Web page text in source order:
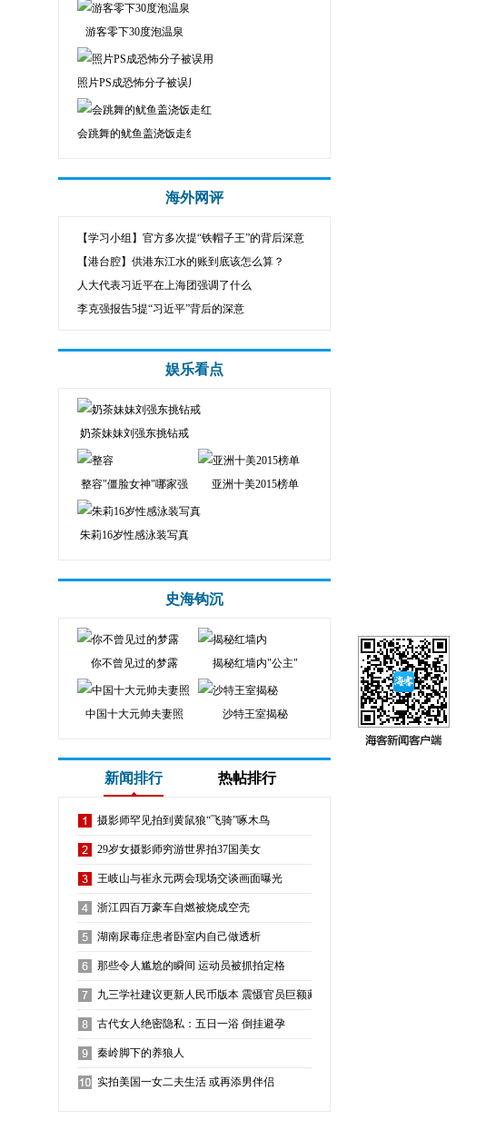
游客零下30度泡温泉
照片PS成恐怖分子被误用
会跳舞的鱿鱼盖浇饭走红
海外网评
【学习小组】官方多次提“铁帽子王”的背后深意
【港台腔】供港东江水的账到底该怎么算？
人大代表习近平在上海团强调了什么
李克强报告5提“习近平”背后的深意
娱乐看点
奶茶妹妹刘强东挑钻戒
整容"僵脸女神"哪家强 亚洲十美2015榜单
朱莉16岁性感泳装写真
史海钩沉
你不曾见过的梦露 揭秘红墙内"公主"
中国十大元帅夫妻照 沙特王室揭秘
新闻排行 热帖排行
摄影师罕见拍到黄鼠狼“飞骑”啄木鸟
29岁女摄影师穷游世界拍37国美女
王岐山与崔永元两会现场交谈画面曝光
浙江四百万豪车自燃被烧成空壳
湖南尿毒症患者卧室内自己做透析
那些令人尴尬的瞬间 运动员被抓拍定格
古代女人绝密隐私：五日一浴 倒挂避孕
秦岭脚下的养狼人
实拍美国一女二夫生活 或再添男伴侣